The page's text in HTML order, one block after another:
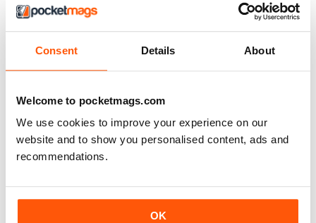
Consent Details About
Welcome to pocketmags.com
We use cookies to improve your experience on our
website and to show you personalised content, ads and
recommendations.
OK
RAILWAY MODELLER
Recensito 11 febbraio 2021
RAILWAY MODELLER
Good range of articles on model railway layouts,